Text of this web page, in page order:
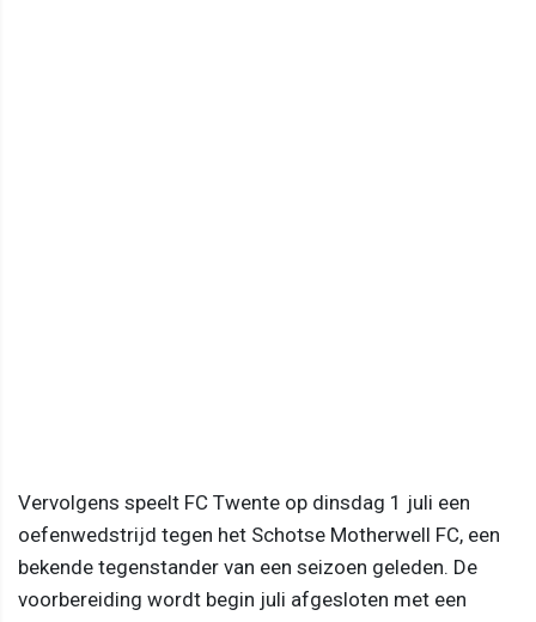
Vervolgens speelt FC Twente op dinsdag 1 juli een
oefenwedstrijd tegen het Schotse Motherwell FC, een
bekende tegenstander van een seizoen geleden. De
voorbereiding wordt begin juli afgesloten met een